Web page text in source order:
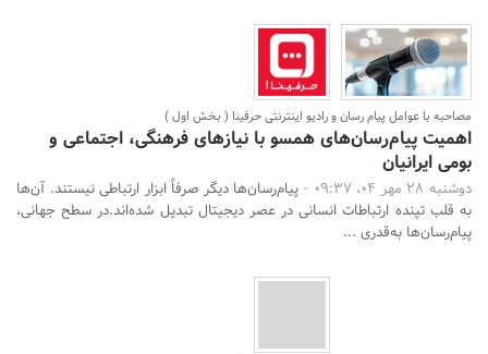
مصاحبه با عوامل پیام رسان و رادیو اینترنتی حرفینا ( بخش اول )
اهمیت پیام‌رسان‌های همسو با نیازهای فرهنگی، اجتماعی و
بومی ایرانیان
دوشنبه 28 مهر 04، 09:37 -
پیام‌رسان‌ها دیگر صرفاً ابزار ارتباطی نیستند. آن‌ها
به قلب تپنده ارتباطات انسانی در عصر دیجیتال تبدیل شده‌اند.در سطح جهانی،
پیام‌رسان‌ها به‌قدری ...